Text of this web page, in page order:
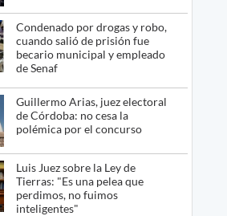
Condenado por drogas y robo,
cuando salió de prisión fue
becario municipal y empleado
de Senaf
Guillermo Arias, juez electoral
de Córdoba: no cesa la
polémica por el concurso
Luis Juez sobre la Ley de
Tierras: "Es una pelea que
perdimos, no fuimos
inteligentes"